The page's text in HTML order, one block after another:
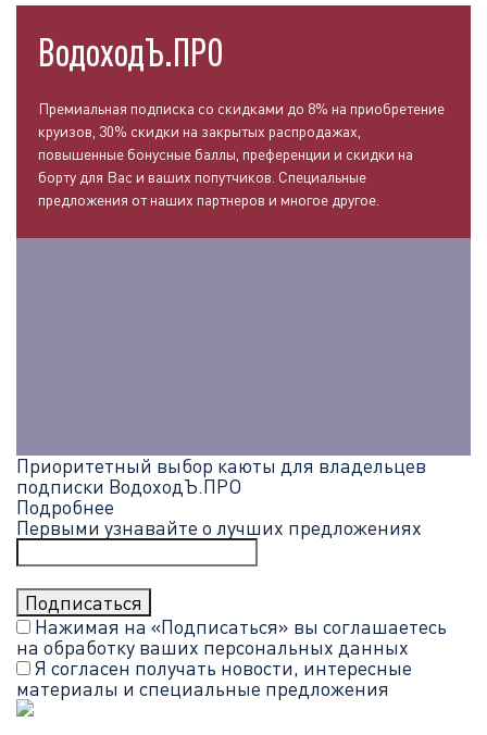
ВодоходЪ.ПРО
Премиальная подписка со скидками до 8% на приобретение
круизов, 30% скидки на закрытых распродажах,
повышенные бонусные баллы, преференции и скидки на
борту для Вас и ваших попутчиков. Специальные
предложения от наших партнеров и многое другое.
Приоритетный выбор каюты для владельцев
подписки ВодоходЪ.ПРО
Подробнее
Первыми узнавайте о лучших предложениях
Нажимая на «Подписаться» вы соглашаетесь
на обработку ваших персональных данных
Я согласен получать новости, интересные
материалы и специальные предложения